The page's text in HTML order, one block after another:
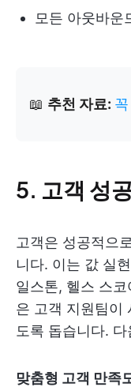
모든 아웃바운
📖 추천 자료:
5. 고객 성
고객은 성공적으
니다. 이는 값 실
일스톤, 헬스 스
은 고객 지원팀이
도록 돕습니다.
맞춤형 고객 만족